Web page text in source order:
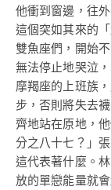
他衝到窗邊，往
這個突如其來的
雙魚座們，開始不
無法停止地哭泣
摩羯座的上班族
步，否則將失去
齊地站在原地，
分之八十七？」
這代表著什麼。
放的單戀能量就